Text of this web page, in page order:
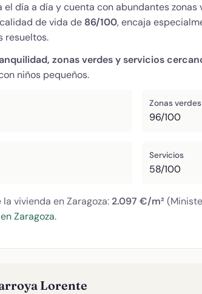
día a día y cuenta con abundantes zonas
de vida de 86/100, encaja
resueltos.
zonas verdes y servicios
niños pequeños.
Zonas verdes
96/100
Servicios
58/100
vivienda en Zaragoza: 2.097 €/m²
Zaragoza.
Lorente